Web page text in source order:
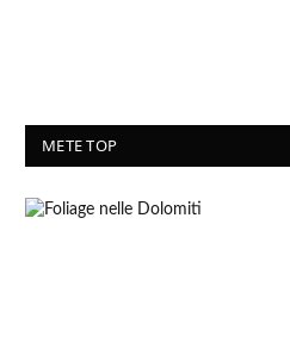
METE TOP